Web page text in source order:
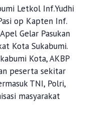
Letkol Inf.Yudhi
op Kapten Inf.
Gelar Pasukan
Kota Sukabumi.
Kota, AKBP
peserta sekitar
TNI, Polri,
masyarakat